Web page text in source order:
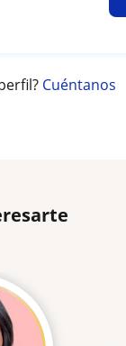
Cuéntanos